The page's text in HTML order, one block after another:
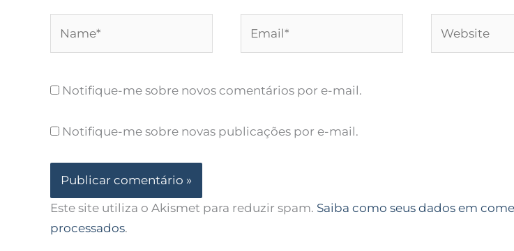
Notifique-me sobre novos comentários por e-mail.
Notifique-me sobre novas publicações por e-mail.
Este site utiliza o Akismet para reduzir spam. Saiba como seus dados em
processados.